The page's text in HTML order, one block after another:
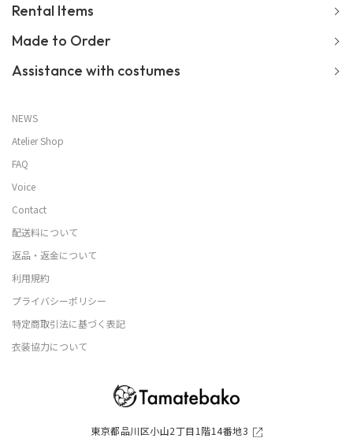
東京都品川区小山2丁目1階14番地3
Rental Items
Made to Order
Assistance with costumes
NEWS
Atelier Shop
FAQ
Voice
Contact
配送料について
返品・返金について
利用規約
プライバシーポリシー
特定商取引法に基づく表記
衣装協力について